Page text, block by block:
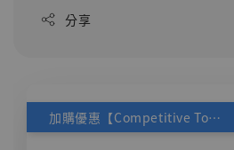
分享
加購優惠【Competitive Toys 梅西 [CM001]】